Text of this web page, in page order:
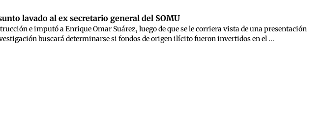
lavado al ex secretario general del SOMU
e imputó a Enrique Omar Suárez, luego de que se le corriera vista de una presentación
buscará determinarse si fondos de origen ilícito fueron invertidos en el ...